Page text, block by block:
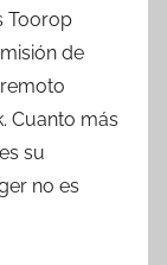
Toorop
de
Cuanto más
su
no es